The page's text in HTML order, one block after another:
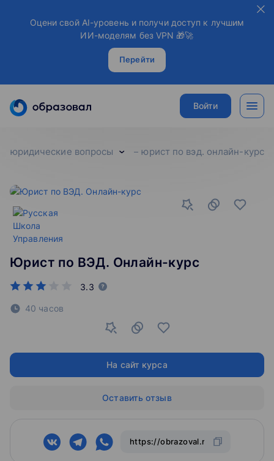
Оцени свой AI-уровень и получи доступ к лучшим
ИИ-моделям без VPN 🎁🚀
Перейти
Войти
юридические вопросы юрист по вэд. онлайн-курс
Юрист по ВЭД. Онлайн-курс
3.3
40 часов
На сайт курса
Оставить отзыв